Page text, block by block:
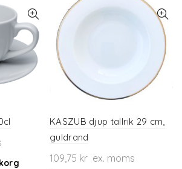
KASZUB djup tallrik 29 cm,
guldrand
109,75 kr ex. moms